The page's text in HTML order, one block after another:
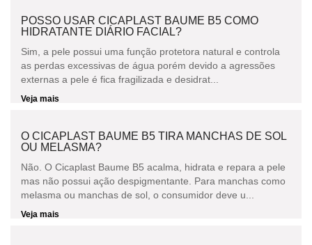
POSSO USAR CICAPLAST BAUME B5 COMO
HIDRATANTE DIÁRIO FACIAL?
Sim, a pele possui uma função protetora natural e controla
as perdas excessivas de água porém devido a agressões
externas a pele é fica fragilizada e desidrat...
Veja mais
O CICAPLAST BAUME B5 TIRA MANCHAS DE SOL
OU MELASMA?
Não. O Cicaplast Baume B5 acalma, hidrata e repara a pele
mas não possui ação despigmentante. Para manchas como
melasma ou manchas de sol, o consumidor deve u...
Veja mais